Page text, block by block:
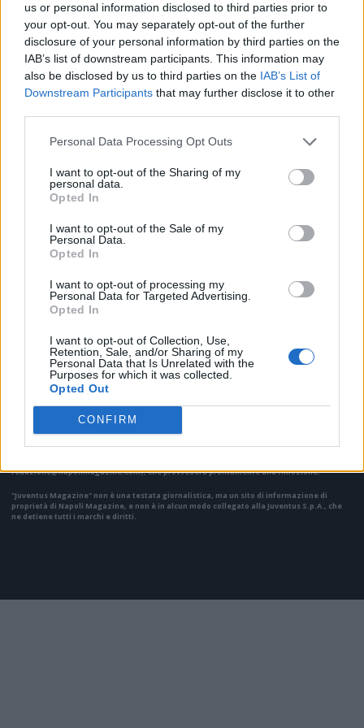
us or personal information disclosed to third parties prior to
your opt-out. You may separately opt-out of the further
disclosure of your personal information by third parties on the
IAB’s list of downstream participants. This information may
also be disclosed by us to third parties on the IAB’s List of
Downstream Participants that may further disclose it to other
Personal Data Processing Opt Outs
I want to opt-out of the Sharing of my
personal data.
Opted In
I want to opt-out of the Sale of my
Personal Data.
Opted In
I want to opt-out of processing my
Personal Data for Targeted Advertising.
Opted In
I want to opt-out of Collection, Use,
Retention, Sale, and/or Sharing of my
Personal Data that Is Unrelated with the
Purposes for which it was collected.
Opted Out
CONFIRM
ritrovando Allegri, l'allenatore avuto proprio ai tempi della
Juventus, tra il 2018 e il 2019".
Il materiale (testo, foto e video) consultabile in questo portale è di nostra proprietà.
Alcune foto (screenshot) ed articoli presenti su "Juventus Magazine" sono in parte giunti
di pubblico dominio. Se i soggetti o gli autori avessero qualcosa in contrario alla
redazione@napolimagazine.com), che provvederà prontamente alla rimozione.
"Juventus Magazine" non è una testata giornalistica, ma un sito di informazione di
proprietà di Napoli Magazine, e non è in alcun modo collegato alla Juventus S.p.A., che
ne detiene tutti i marchi e diritti.